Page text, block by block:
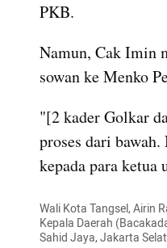
PKB.
Namun, Cak Imin
sowan ke Menko
"[2 kader Golkar
proses dari
kepada para ketua
Wali Kota Tangsel, Airin
Kepala Daerah
Sahid Jaya, Jakarta